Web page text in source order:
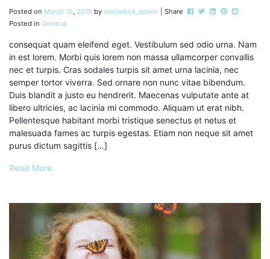
Posted on March 15, 2018 by stellarbs4_admin | Share Post this to Facebook
Tweet this
Share this on
Pin this on
Share
Posted in General
consequat quam eleifend eget. Vestibulum sed odio urna. Nam
in est lorem. Morbi quis lorem non massa ullamcorper convallis
nec et turpis. Cras sodales turpis sit amet urna lacinia, nec
semper tortor viverra. Sed ornare non nunc vitae bibendum.
Duis blandit a justo eu hendrerit. Maecenas vulputate ante at
libero ultricies, ac lacinia mi commodo. Aliquam ut erat nibh.
Pellentesque habitant morbi tristique senectus et netus et
malesuada fames ac turpis egestas. Etiam non neque sit amet
purus dictum sagittis […]
Read More